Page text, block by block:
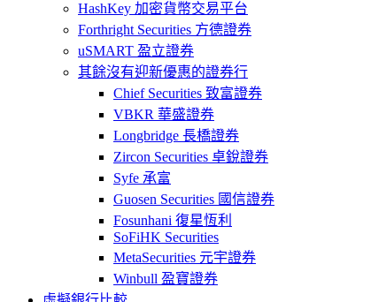
HashKey 加密貨幣交易平台
Forthright Securities 方德證券
uSMART 盈立證券
其餘沒有迎新優惠的證券行
Chief Securities 致富證券
VBKR 華盛證券
Longbridge 長橋證券
Zircon Securities 卓銳證券
Syfe 承富
Guosen Securities 國信證券
Fosunhani 復星恆利
SoFiHK Securities
MetaSecurities 元宇證券
Winbull 盈寶證券